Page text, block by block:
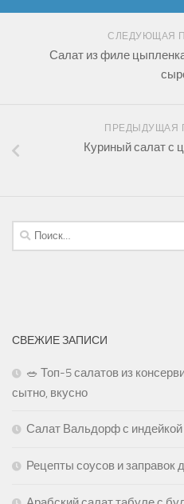
СЛЕДУЮЩАЯ
Салат из филе
ПРЕДЫДУЩАЯ
Куриный салат с
Найти:
СВЕЖИЕ ЗАПИСИ
🥗 Топ-5 салатов из
сытно, вкусно
Салат Вальдорф с индейкой
Рецепты соусов и заправок